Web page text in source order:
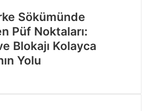
Sökümünde
Püf Noktaları:
Blokajı Kolayca
Yolu